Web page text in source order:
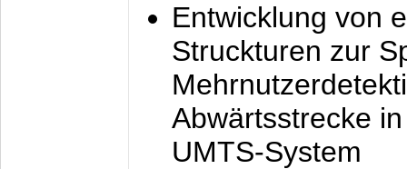
Entwicklung von
Struckturen zur
Abwärtsstrecke
UMTS-System